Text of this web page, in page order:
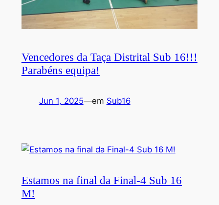
Vencedores da Taça Distrital Sub 16!!!
Parabéns equipa!
Jun 1, 2025—em Sub16
Estamos na final da Final-4 Sub 16
M!